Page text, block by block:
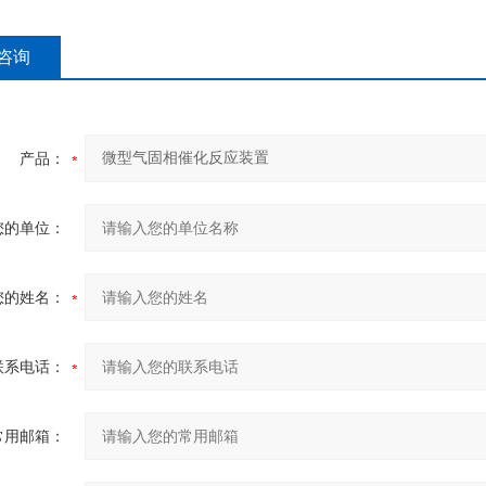
询
产品：
的单位：
的姓名：
系电话：
用邮箱：